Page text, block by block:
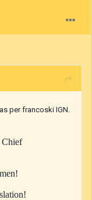
per francoski IGN.